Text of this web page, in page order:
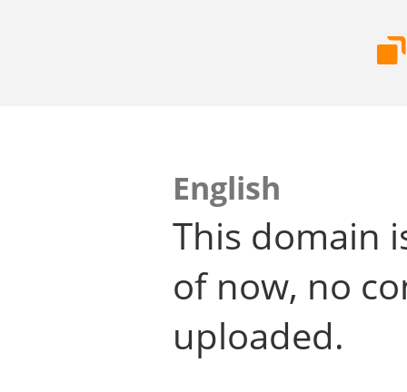
English
This domain
of now, no
uploaded.